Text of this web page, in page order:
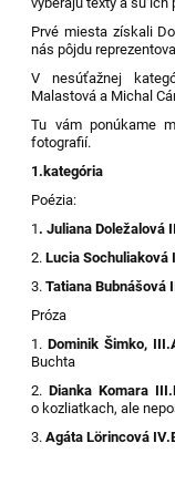
Prvé miesta získali
nás pôjdu
V nesúťažnej
Malastová a Michal
Tu vám ponúkame
fotografií.
1.kategória
Poézia:
1 . Juliana Doležalová
2.Lucia Sochuliaková
3.Tatiana Bubnášová
Próza
1.Dominik Šimko,
Buchta
2.Dianka Komara
o kozliatkach, ale
3.Agáta Lörincová